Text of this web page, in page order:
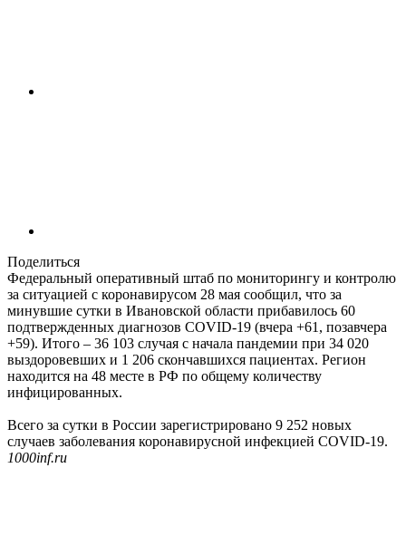
Поделиться
Федеральный оперативный штаб по мониторингу и контролю
за ситуацией с коронавирусом 28 мая сообщил, что за
минувшие сутки в Ивановской области прибавилось 60
подтвержденных диагнозов COVID-19 (вчера +61, позавчера
+59). Итого – 36 103 случая с начала пандемии при 34 020
выздоровевших и 1 206 скончавшихся пациентах. Регион
находится на 48 месте в РФ по общему количеству
инфицированных.
Всего за сутки в России зарегистрировано 9 252 новых
случаев заболевания коронавирусной инфекцией COVID-19.
1000inf.ru